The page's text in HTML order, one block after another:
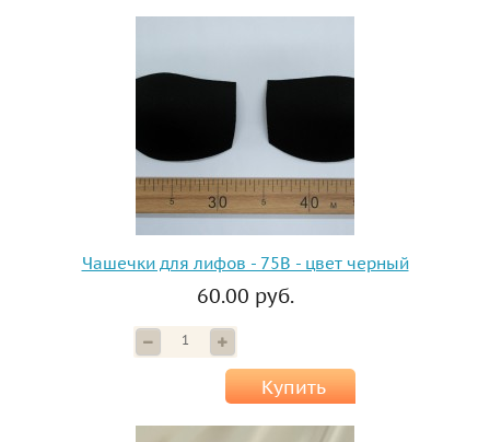
Чашечки для лифов - 75B - цвет черный
60.00 руб.
Купить